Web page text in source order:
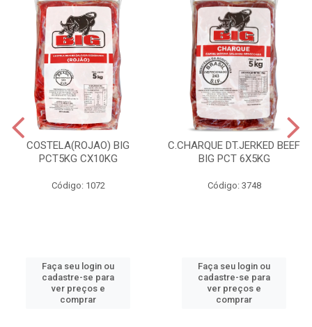
COSTELA(ROJAO) BIG
PCT5KG CX10KG
Código: 1072
Faça seu login ou
cadastre-se para
ver preços e
comprar
C.CHARQUE DT.JERKED BEEF
BIG PCT 6X5KG
Código: 3748
Faça seu login ou
cadastre-se para
ver preços e
comprar